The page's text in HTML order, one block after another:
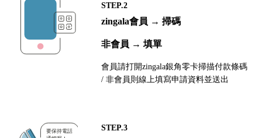
STEP.2
zingala會員 → 掃碼
非會員 → 填單
會員請打開zingala銀角零卡掃描付款條碼
/ 非會員則線上填寫申請資料並送出
STEP.3